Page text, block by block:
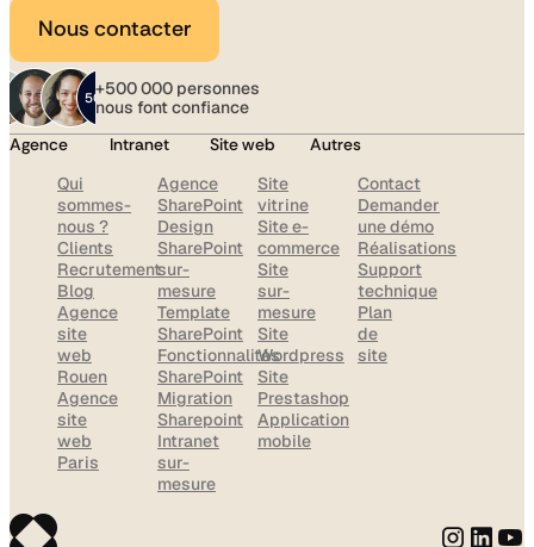
Nous contacter
+500 000 personnes
nous font confiance
Agence
Qui
sommes-
nous ?
Clients
Recrutement
Blog
Agence
site
web
Rouen
Agence
site
web
Paris
Intranet
Agence
SharePoint
Design
SharePoint
sur-
mesure
Template
SharePoint
Fonctionnalités
SharePoint
Migration
Sharepoint
Intranet
sur-
mesure
Site web
Site
vitrine
Site e-
commerce
Site
sur-
mesure
Site
Wordpress
Site
Prestashop
Application
mobile
Autres
Contact
Demander
une démo
Réalisations
Support
technique
Plan
de
site